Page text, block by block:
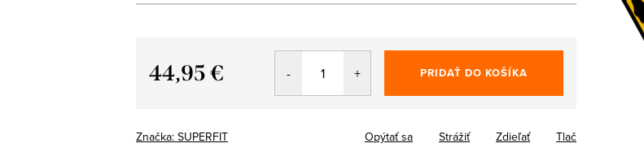
44,95 € PRIDAŤ DO KOŠÍKA
Značka: SUPERFIT Tlač
Opýtať sa Strážiť Zdieľať